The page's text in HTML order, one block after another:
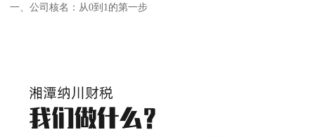
一、公司核名：从0到1的第一步